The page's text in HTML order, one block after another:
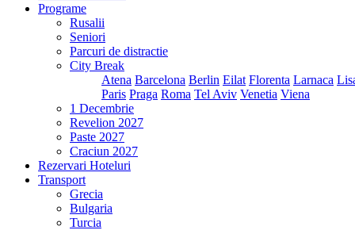
Programe
Rusalii
Seniori
Parcuri de distractie
City Break
Atena Barcelona Berlin Eilat Florenta Larnaca
Paris Praga Roma Tel Aviv Venetia Viena
1 Decembrie
Revelion 2027
Paste 2027
Craciun 2027
Rezervari Hoteluri
Transport
Grecia
Bulgaria
Turcia